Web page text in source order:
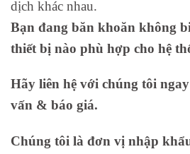
dịch khác nhau.
Bạn đang băn khoăn không
thiết bị nào phù hợp cho hệ
Hãy liên hệ với chúng tôi
vấn & báo giá.
Chúng tôi là đơn vị nhập